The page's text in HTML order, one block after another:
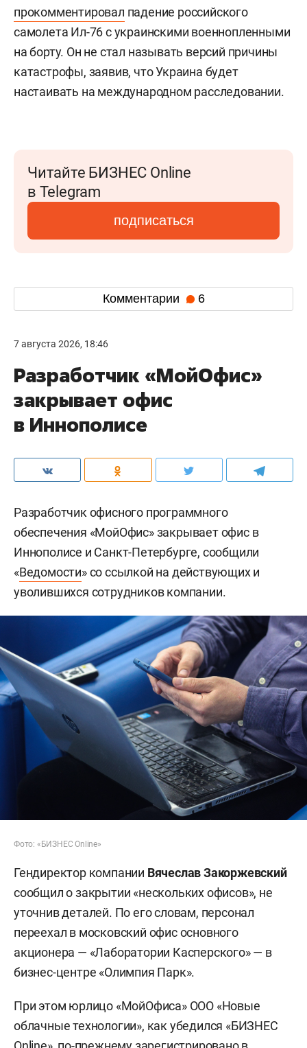
прокомментировал падение российского
самолета Ил-76 с украинскими военнопленными
на борту. Он не стал называть версий причины
катастрофы, заявив, что Украина будет
настаивать на международном расследовании.
Читайте БИЗНЕС Online
в Telegram
подписаться
Комментарии 6
7 августа 2026, 18:46
Разработчик «МойОфис»
закрывает офис
в Иннополисе
Разработчик офисного программного
обеспечения «МойОфис» закрывает офис в
Иннополисе и Санкт-Петербурге, сообщили
«Ведомости» со ссылкой на действующих и
уволившихся сотрудников компании.
Фото: «БИЗНЕС Online»
Гендиректор компании Вячеслав Закоржевский
сообщил о закрытии «нескольких офисов», не
уточнив деталей. По его словам, персонал
переехал в московский офис основного
акционера — «Лаборатории Касперского» — в
бизнес-центре «Олимпия Парк».
При этом юрлицо «МойОфиса» ООО «Новые
облачные технологии», как убедился «БИЗНЕС